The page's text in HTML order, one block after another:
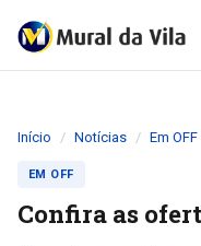
Início Notícias Em OFF
EM OFF
Confira as